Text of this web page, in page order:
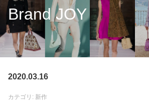
Brand JOY
2020.03.16
カテゴリ: 新作